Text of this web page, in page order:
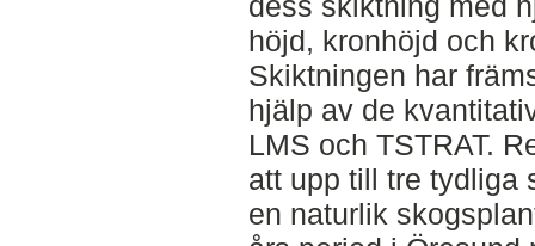
höjd, kronhöjd och
Skiktningen har
hjälp av de
LMS och TSTRAT.
att upp till tre tydliga
en naturlik